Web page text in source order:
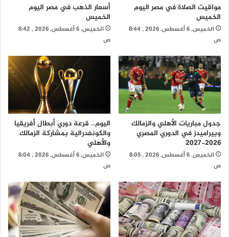
مواقيت الصلاة في مصر اليوم
الخميس
الخميس, 6 أغسطس, 2026 , 8:44
ص
أسعار الذهب في مصر اليوم
الخميس
الخميس, 6 أغسطس, 2026 , 8:42
ص
جدول مباريات الأهلي والزمالك
وبيراميدز في الدوري المصري
2026-2027
الخميس, 6 أغسطس, 2026 , 8:05
ص
اليوم.. قرعة دوري أبطال أفريقيا
والكونفدرالية بمشاركة الزمالك
والأهلي
الخميس, 6 أغسطس, 2026 , 8:04
ص